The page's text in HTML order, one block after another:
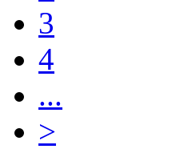
3
4
...
>